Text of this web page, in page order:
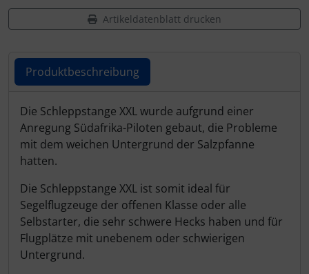
Artikeldatenblatt drucken
Produktbeschreibung
Produktbeschreibung
Die Schleppstange XXL wurde aufgrund einer
Anregung Südafrika-Piloten gebaut, die Probleme
mit dem weichen Untergrund der Salzpfanne
hatten.
Die Schleppstange XXL ist somit ideal für
Segelflugzeuge der offenen Klasse oder alle
Selbstarter, die sehr schwere Hecks haben und für
Flugplätze mit unebenem oder schwierigen
Untergrund.